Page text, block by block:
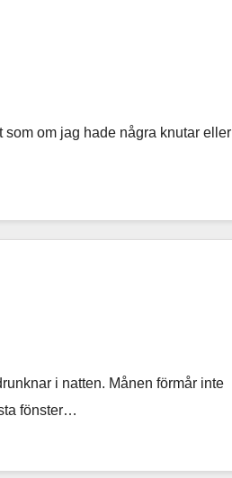
om jag hade några knutar eller
i natten. Månen förmår inte
fönster…